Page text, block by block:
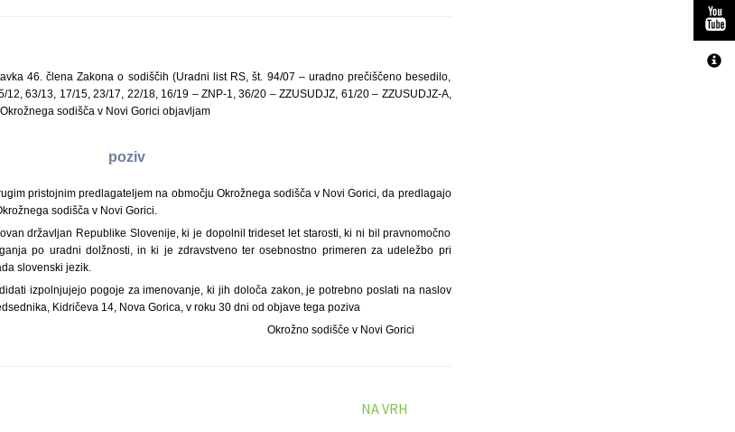
46. člena Zakona o sodiščih (Uradni list RS, št. 94/07 – uradno prečiščeno besedilo,
12, 63/13, 17/15, 23/17, 22/18, 16/19 – ZNP-1, 36/20 – ZZUSUDJZ, 61/20 – ZZUSUDJZ-A,
sodišča v Novi Gorici objavljam
poziv
pristojnim predlagateljem na območju Okrožnega sodišča v Novi Gorici, da predlagajo
sodišča v Novi Gorici.
državljan Republike Slovenije, ki je dopolnil trideset let starosti, ki ni bil pravnomočno
po uradni dolžnosti, in ki je zdravstveno ter osebnostno primeren za udeležbo pri
slovenski jezik.
izpolnjujejo pogoje za imenovanje, ki jih določa zakon, je potrebno poslati na naslov
Kidričeva 14, Nova Gorica, v roku 30 dni od objave tega poziva
Okrožno sodišče v Novi Gorici
NA VRH